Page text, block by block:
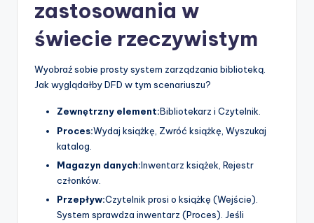
zastosowania w
świecie rzeczywistym
Wyobraź sobie prosty system zarządzania biblioteką.
Jak wyglądałby DFD w tym scenariuszu?
Zewnętrzny element:Bibliotekarz i Czytelnik.
Proces:Wydaj książkę, Zwróć książkę, Wyszukaj
katalog.
Magazyn danych:Inwentarz książek, Rejestr
członków.
Przepływ:Czytelnik prosi o książkę (Wejście).
System sprawdza inwentarz (Proces). Jeśli